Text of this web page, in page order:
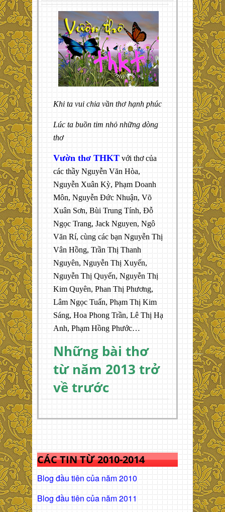
Khi ta vui chia vần thơ hạnh phúc
Lúc ta buồn tim nhỏ những dòng
thơ
Vườn thơ THKT với thơ của
các thầy Nguyễn Văn Hòa,
Nguyễn Xuân Kỳ, Phạm Doanh
Môn, Nguyễn Đức Nhuận, Võ
Xuân Sơn, Bùi Trung Tính, Đỗ
Ngọc Trang, Jack Nguyen, Ngô
Văn Rí, cùng các bạn Nguyễn Thị
Vân Hồng, Trần Thị Thanh
Nguyên, Nguyễn Thị Xuyến,
Nguyễn Thị Quyến, Nguyễn Thị
Kim Quyên, Phan Thị Phương,
Lâm Ngọc Tuấn, Phạm Thị Kim
Sáng, Hoa Phong Trần, Lê Thị Hạ
Anh, Phạm Hồng Phước…
Những bài thơ
từ năm 2013 trở
về trước
CÁC TIN TỪ 2010-2014
Blog đầu tiên của năm 2010
Blog đầu tiên của năm 2011